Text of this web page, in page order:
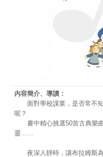
內容簡介、導讀：
面對學校課業，是否常不知
呢？
書中精心挑選50首古典樂曲
靈……
夜深人靜時，讓布拉姆斯為